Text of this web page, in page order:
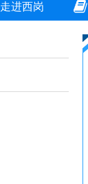
走进西岗